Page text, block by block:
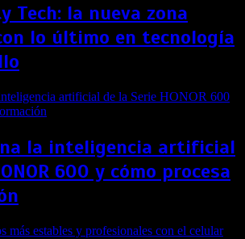
Tech: la nueva zona
lo último en tecnología
la inteligencia artificial
600 y cómo procesa